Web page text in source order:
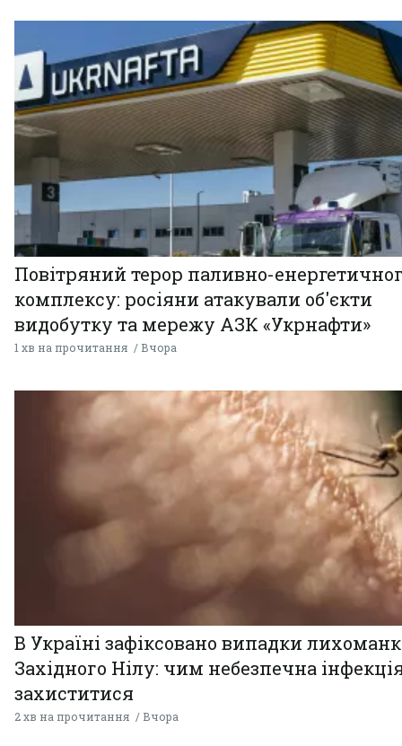
Повітряний терор паливно-
комплексу: росіяни атакували об'єкти
видобутку та мережу АЗК «Укрнафти»
1 хв на прочитання Вчора
В Україні зафіксовано випадки
Західного Нілу: чим небезпечна
захиститися
2 хв на прочитання Вчора